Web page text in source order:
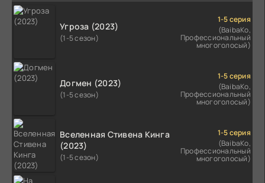
Угроза (2023)
(1-5 сезон)
1-5 серия
(BaibaKo,
Профессиональный
многоголосый)
Догмен (2023)
(1-5 сезон)
1-5 серия
(BaibaKo,
Профессиональный
многоголосый)
Вселенная Стивена Кинга
(2023)
(1-5 сезон)
1-5 серия
(BaibaKo,
Профессиональный
многоголосый)